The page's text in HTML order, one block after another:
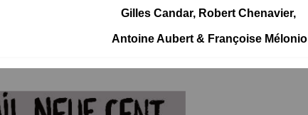
Gilles Candar, Robert Chenavier,
Antoine Aubert & Françoise Mélonio